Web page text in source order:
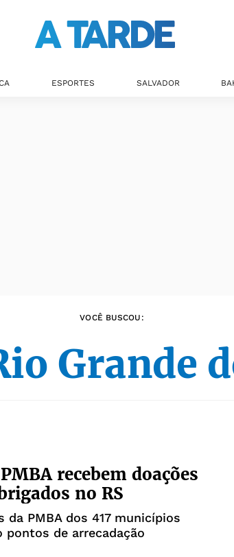
ESPORTES SALVADOR
VOCÊ BUSCOU:
Grande
recebem doações
no RS
da PMBA dos 417 municípios
pontos de arrecadação